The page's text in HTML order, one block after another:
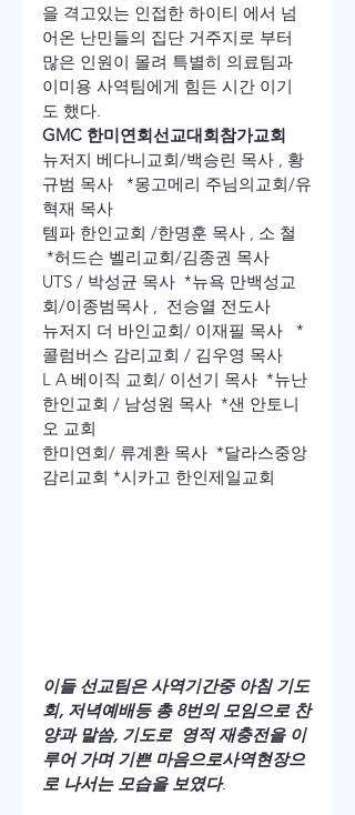
을 격고있는 인접한 하이티 에서 넘
어온 난민들의 집단 거주지로 부터
많은 인원이 몰려 특별히 의료팀과
이미용 사역팀에게 힘든 시간 이기
도 했다.
GMC 한미연회선교대회참가교회
뉴저지 베다니교회/백승린 목사 , 황
규범 목사   *몽고메리 주님의교회/유
혁재 목사
템파 한인교회 /한명훈 목사 , 소 철
*허드슨 벨리교회/김종권 목사
UTS / 박성균 목사  *뉴욕 만백성교
회/이종범목사 ,  전승열 전도사
뉴저지 더 바인교회/ 이재필 목사   *
콜럼버스 감리교회 / 김우영 목사
L A 베이직 교회/ 이선기 목사  *뉴난
한인교회 / 남성원 목사  *샌 안토니
오 교회
한미연회/ 류계환 목사  *달라스중앙
감리교회 *시카고 한인제일교회
이들 선교팀은 사역기간중 아침 기도
회, 저녁예배등 총 8번의 모임으로 찬
양과 말씀, 기도로  영적 재충전을 이
루어 가며 기쁜 마음으로사역현장으
로 나서는 모습을 보였다.